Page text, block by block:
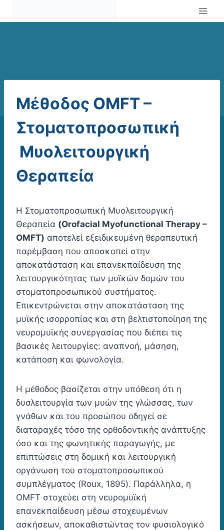
to
Μέθοδος OMFT –
Στοματοπροσωπική
Μυολειτουργική
Θεραπεία
Η Στοματοπροσωπική Μυολειτουργική
Θεραπεία (Orofacial Myofunctional Therapy –
OMFT) αποτελεί εξειδικευμένη θεραπευτική
παρέμβαση που αποσκοπεί στην
αποκατάσταση και επανεκπαίδευση της
λειτουργικότητας των μυϊκών δομών του
στοματοπροσωπικού συστήματος.
Επικεντρώνεται στην αποκατάσταση της
μυϊκής ισορροπίας και στη βελτιστοποίηση της
νευρομυϊκής συνεργασίας που διέπει τις
βασικές λειτουργίες: αναπνοή, μάσηση,
κατάποση και φωνολογία.
Η μέθοδος βασίζεται στην υπόθεση ότι η
δυσλειτουργία των μυών της γλώσσας, των
γνάθων και του προσώπου οδηγεί σε
διαταραχές τόσο της ορθοδοντικής ανάπτυξης
όσο και της φωνητικής παραγωγής, με
επιπτώσεις στη δομική και λειτουργική
οργάνωση του στοματοπροσωπικού
συμπλέγματος (Roux, 1895). Παράλληλα, η
OMFT στοχεύει στη νευρομυϊκή
επανεκπαίδευση μέσω στοχευμένων
ασκήσεων, αποκαθιστώντας τον φυσιολογικό